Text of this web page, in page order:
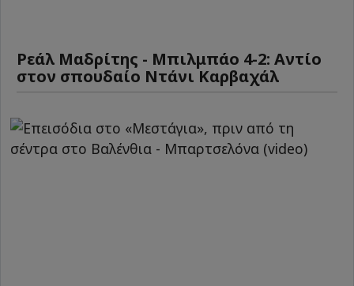
Ρεάλ Μαδρίτης - Μπιλμπάο 4-2: Αντίο
στον σπουδαίο Ντάνι Καρβαχάλ